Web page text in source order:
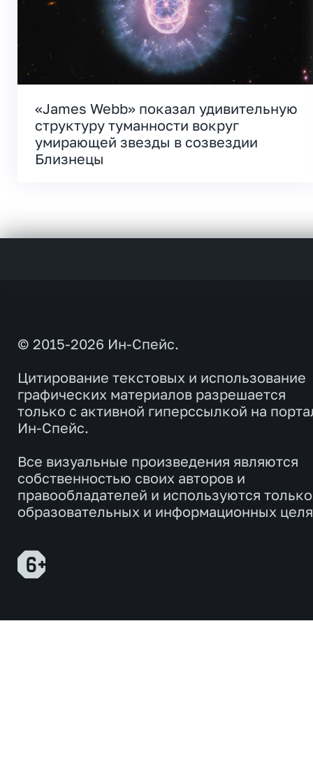
«James Webb» показал удивительную
структуру туманности вокруг
умирающей звезды в созвездии
Близнецы
© 2015-2026 Ин-Спейс.
Цитирование текстовых и использование
графических материалов разрешается
только с активной гиперссылкой на
Ин-Спейс.
Все визуальные произведения являются
собственностью своих авторов и
правообладателей и используются
образовательных и информационных